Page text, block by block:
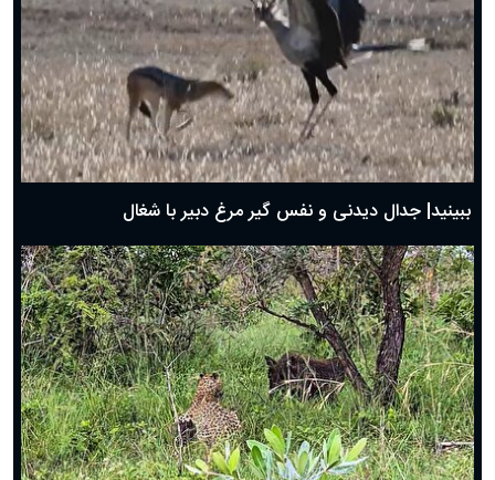
دعای روز چهارم ماه مبارک رمضان؛ ۳ اسفند ۱۴۰۴
دعای روز سوم ماه مبارک رمضان؛ ۱۴ اسفند ۱۴۰۴
دعای روز دوم ماه مبارک رمضان ۱ اسفند ماه ۱۴۰۴
دعای روز اول ماه مبارک رمضان، ۳۰ بهمن ۱۴۰۴
حضرت زینب(س) چگونه از دنیا رفت؟
بهترین پیامک تبریک روز پدر ۱۴۰۴؛ جملات زیبا و صمیمانه
ببینید| جدال دیدنی و نفس گیر مرغ دبیر با شغال